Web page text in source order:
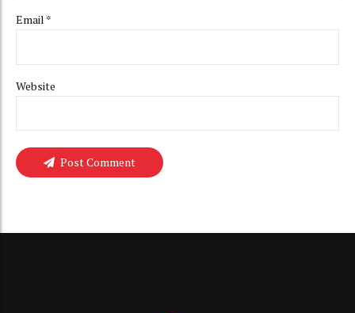
Email *
Website
Post Comment